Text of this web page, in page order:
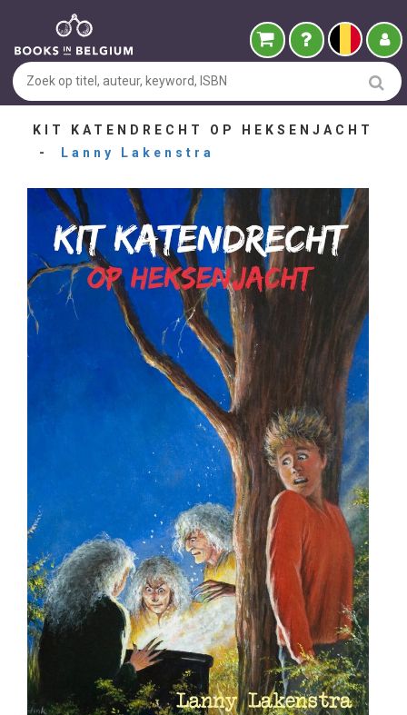
KIT KATENDRECHT OP HEKSENJACHT
-
Lanny Lakenstra